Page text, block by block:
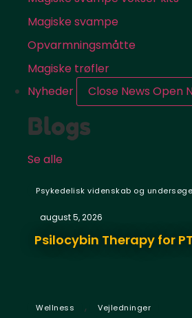
Magiske svampe
Opvarmningsmåtte
Magiske trøfler
Nyheder
Close News Open
Blogs
Se alle
Psykedelisk videnskab og
august 5, 2026
Psilocybin Therapy for
Wellness , Vejledninger